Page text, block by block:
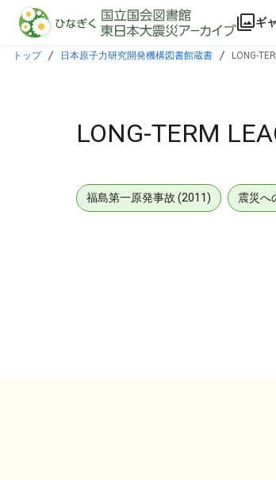
本文に飛ぶ
ギ
トップ 日本原子力研究開発機構図書館蔵書 LONG-
LONG-TERM
福島第一原発事故 (2011) 震災へ